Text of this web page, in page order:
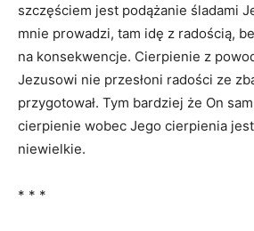
szczęściem jest podążanie śladami
mnie prowadzi, tam idę z radością,
na konsekwencje. Cierpienie z
Jezusowi nie przesłoni radości ze
przygotował. Tym bardziej że On
cierpienie wobec Jego cierpienia
niewielkie.
* * *